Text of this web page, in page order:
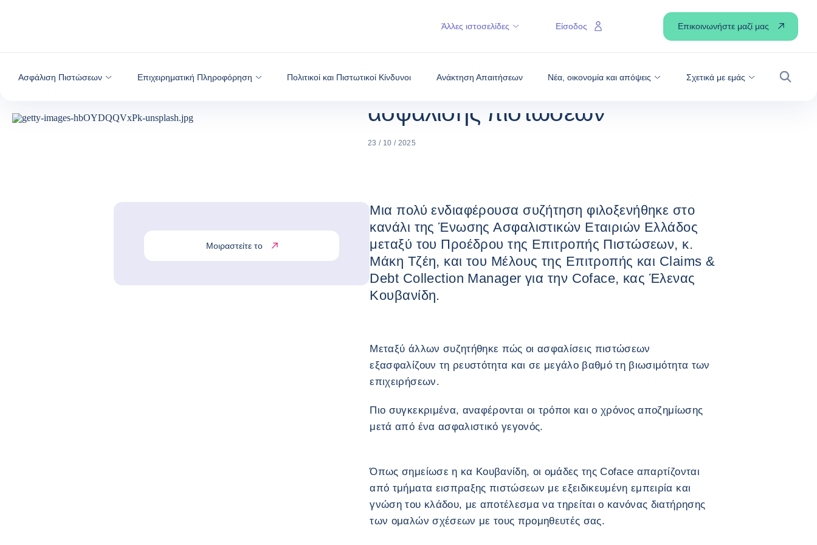
Ασφάλιση Πιστώσεων Επιχειρηματική Πληροφόρηση Πολιτικοί και Πιστωτικοί Κίνδυνοι Ανάκτηση Απαιτήσεων Νέα, οικονομία και απόψεις Σχετικά με εμάς
Άλλες ιστοσελίδες Είσοδος Επικοινωνήστε μαζί μας
H COFACE ΣΥΜΜΕΤΈΧΕΙ ΕΝΕΡΓΆ ΣΤΟ ΔΙΆΛΟΓΟ ΓΙΑ ΤΑ ΟΦΈΛΗ ΤΗΣ
H Coface συμμετέχει ενεργά στο
διάλογο για τα οφέλη της
ασφάλισης πιστώσεων
23 / 10 / 2025
Μοιραστείτε το
Μια πολύ ενδιαφέρουσα συζήτηση φιλοξενήθηκε στο
κανάλι της Ένωσης Ασφαλιστικών Εταιριών Ελλάδος
μεταξύ του Προέδρου της Επιτροπής Πιστώσεων, κ.
Μάκη Τζέη, και του Μέλους της Επιτροπής και Claims &
Debt Collection Manager για την Coface, κας Έλενας
Κουβανίδη.
Μεταξύ άλλων συζητήθηκε πώς οι ασφαλίσεις πιστώσεων
εξασφαλίζουν τη ρευστότητα και σε μεγάλο βαθμό τη βιωσιμότητα των
επιχειρήσεων.
Πιο συγκεκριμένα, αναφέρονται οι τρόποι και ο χρόνος αποζημίωσης
μετά από ένα ασφαλιστικό γεγονός.
Όπως σημείωσε η κα Κουβανίδη, οι ομάδες της Coface απαρτίζονται
από τμήματα εισπραξης πιστώσεων με εξειδικευμένη εμπειρία και
γνώση του κλάδου, με αποτέλεσμα να τηρείται ο κανόνας διατήρησης
των ομαλών σχέσεων με τους προμηθευτές σας.